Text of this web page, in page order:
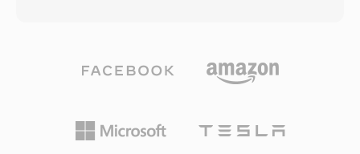
cậy tuyệt đối trên phần cứng Grandstream, độ
trễ không đáng kể từ đọc tệp đến phát loa, và
cho cài đặt nhạc chuông toàn công ty.
là lớp truyền tải với hỗ trợ các luồng logic xâu
của OGA là khả năng tương tác: các ứng dụng
gặp phần mở rộng .oga có thể tối ưu hóa cho